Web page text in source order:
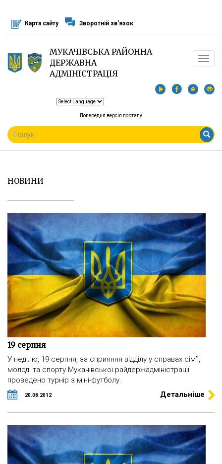
основного
матеріалу
Карта сайту Зворотній зв'язок
МУКАЧІВСЬКА РАЙОННА
ДЕРЖАВНА
АДМІНІСТРАЦІЯ
Toggle
Попередня версія порталу
ПОШУКОВА
ФОРМА
Пошук
НОВИНИ
19 серпня
У неділю, 19 серпня, за сприяння відділу у справах сім’ї,
молоді та спорту Мукачівської райдержадміністрації
проведено турнір з міні-футболу.
20.08.2012 Детальніше